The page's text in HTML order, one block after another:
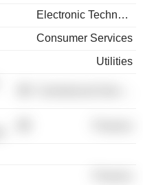
Electronic Technology
Consumer Services
Utilities